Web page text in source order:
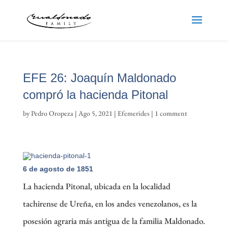
EFE 26: Joaquín Maldonado
compró la hacienda Pitonal
byPedro Oropeza| Ago 5, 2021 | Efemerides| 1 comment
6 de agosto de 1851
La hacienda Pitonal, ubicada en la localidad
tachirense de Ureña, en los andes venezolanos, es la
posesión agraria más antigua de la familia Maldonado.